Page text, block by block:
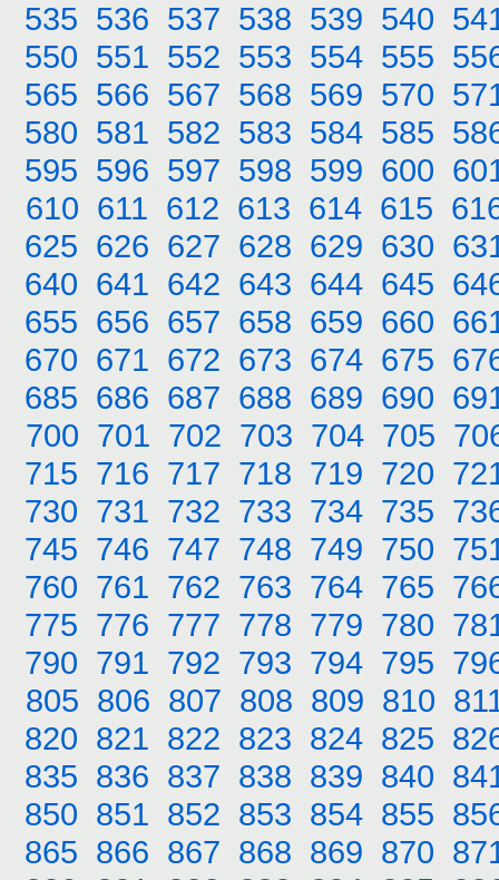
535 536 537 538 539 540
550 551 552 553 554 555
565 566 567 568 569 570
580 581 582 583 584 585
595 596 597 598 599 600
610 611 612 613 614 615
625 626 627 628 629 630
640 641 642 643 644 645
655 656 657 658 659 660
670 671 672 673 674 675
685 686 687 688 689 690
700 701 702 703 704 705
715 716 717 718 719 720
730 731 732 733 734 735
745 746 747 748 749 750
760 761 762 763 764 765
775 776 777 778 779 780
790 791 792 793 794 795
805 806 807 808 809 810
820 821 822 823 824 825
835 836 837 838 839 840
850 851 852 853 854 855
865 866 867 868 869 870